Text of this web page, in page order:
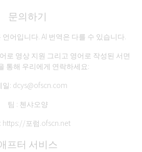
문의하기
언어입니다. AI 번역은 다를 수 있습니다.
로 영상 지원 그리고 영어로 작성된 서면
통해 우리에게 연락하세요:
일: dcys@ofscn.com
팀 : 첸샤오양
https://포럼.ofscn.net
프터 서비스